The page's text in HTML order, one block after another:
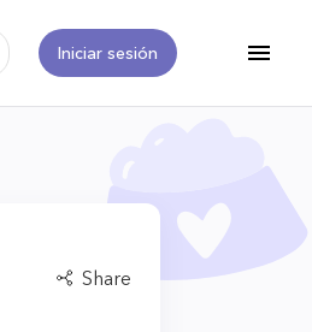
Iniciar sesión
Share